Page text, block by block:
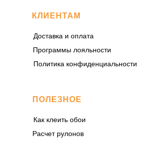
КЛИЕНТАМ
ПОЛЕЗНОЕ
Доставка и оплата
Программы лояльности
Политика конфиденциальности
Как клеить обои
Расчет рулонов